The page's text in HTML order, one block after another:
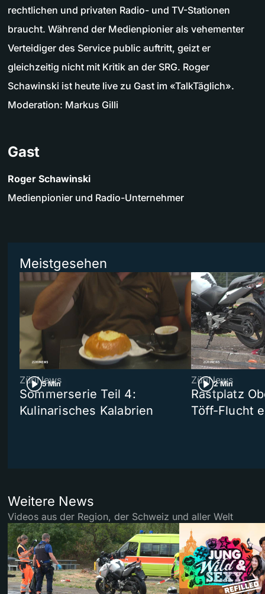
rechtlichen und privaten Radio- und TV-Stationen
braucht. Während der Medienpionier als vehementer
Verteidiger des Service public auftritt, geizt er
gleichzeitig nicht mit Kritik an der SRG. Roger
Schawinski ist heute live zu Gast im «TalkTäglich».
Moderation: Markus Gilli
Gast
Roger Schawinski
Medienpionier und Radio-Unternehmer
Meistgesehen
5 Min
ZüriNews
Sommerserie Teil 4:
Kulinarisches Kalabrien
2 Min
ZüriNews
Rastplatz
Töff-Flucht
Weitere News
Videos aus der Region, der Schweiz und aller Welt